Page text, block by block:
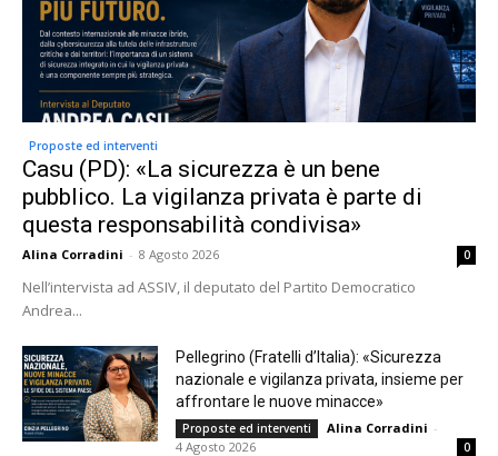
Proposte ed interventi
Casu (PD): «La sicurezza è un bene
pubblico. La vigilanza privata è parte di
questa responsabilità condivisa»
Alina Corradini - 8 Agosto 2026 0
Nell’intervista ad ASSIV, il deputato del Partito Democratico
Andrea...
Pellegrino (Fratelli d’Italia): «Sicurezza
nazionale e vigilanza privata, insieme per
affrontare le nuove minacce»
Proposte ed interventi Alina Corradini -
4 Agosto 2026
0